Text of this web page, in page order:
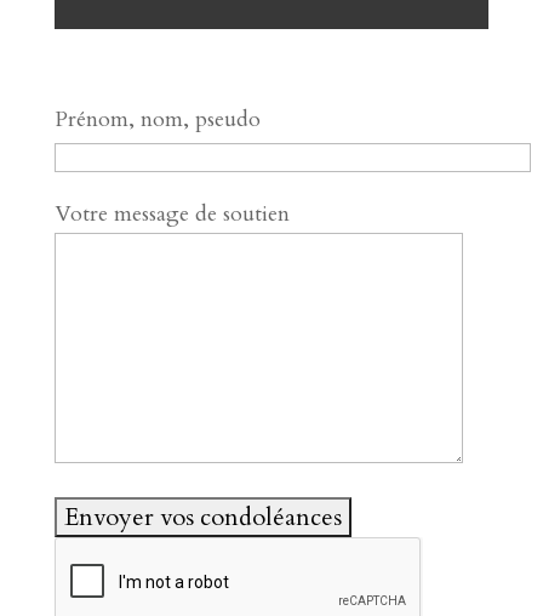
Prénom, nom, pseudo
Votre message de soutien